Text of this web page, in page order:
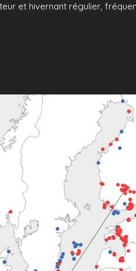
et hivernant régulier,